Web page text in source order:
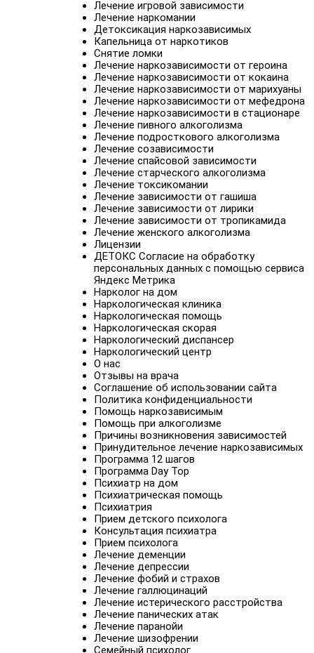
Лечение игровой зависимости
Лечение наркомании
Детоксикация наркозависимых
Капельница от наркотиков
Снятие ломки
Лечение наркозависимости от героина
Лечение наркозависимости от кокаина
Лечение наркозависимости от марихуаны
Лечение наркозависимости от мефедрона
Лечение наркозависимости в стационаре
Лечение пивного алкоголизма
Лечение подросткового алкоголизма
Лечение созависимости
Лечение спайсовой зависимости
Лечение старческого алкоголизма
Лечение токсикомании
Лечение зависимости от гашиша
Лечение зависимости от лирики
Лечение зависимости от тропикамида
Лечение женского алкоголизма
Лицензии
ДЕТОКС Согласие на обработку
персональных данных с помощью сервиса
Яндекс Метрика
Нарколог на дом
Наркологическая клиника
Наркологическая помощь
Наркологическая скорая
Наркологический диспансер
Наркологический центр
О нас
Отзывы на врача
Соглашение об использовании сайта
Политика конфиденциальности
Помощь наркозависимым
Помощь при алкоголизме
Причины возникновения зависимостей
Принудительное лечение наркозависимых
Программа 12 шагов
Программа Day Top
Психиатр на дом
Психиатрическая помощь
Психиатрия
Прием детского психолога
Консультация психиатра
Прием психолога
Лечение деменции
Лечение депрессии
Лечение фобий и страхов
Лечение галлюцинаций
Лечение истерического расстройства
Лечение панических атак
Лечение паранойи
Лечение шизофрении
Семейный психолог